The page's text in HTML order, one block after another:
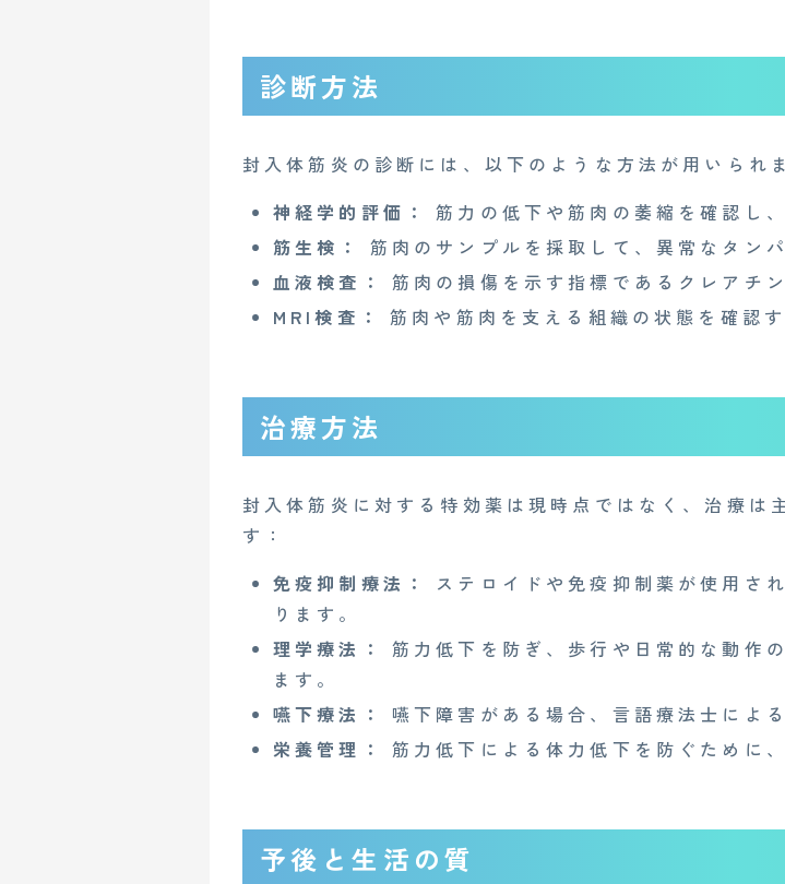
診断方法
封入体筋炎の診断には、以下のような方法が用いられ
神経学的評価：
筋力の低下や筋肉の萎縮を確認し
筋生検：
筋肉のサンプルを採取して、異常なタン
血液検査：
筋肉の損傷を示す指標であるクレアチ
MRI検査：
筋肉や筋肉を支える組織の状態を確認
治療方法
封入体筋炎に対する特効薬は現時点ではなく、治療は
す：
免疫抑制療法：
ステロイドや免疫抑制薬が使用さ
ります。
理学療法：
筋力低下を防ぎ、歩行や日常的な動作
ます。
嚥下療法：
嚥下障害がある場合、言語療法士によ
栄養管理：
筋力低下による体力低下を防ぐために
予後と生活の質
CONTACT
Mente for Biz [メンテ] Z産業医事務所 キャリア・
情報セキュリティ基本方針 特定商取引法に基づく表記
Copyright© 2023 Medi Face, Ltd. All Right Reserved.